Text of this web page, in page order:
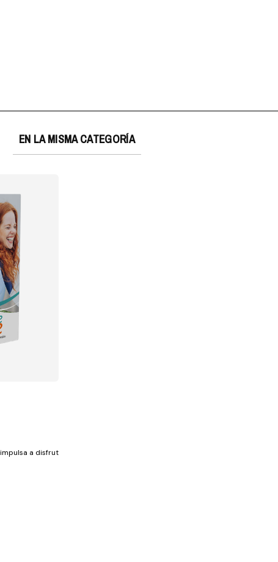
EN LA MISMA CATEGORÍA
a disfrutar de una vida plena y feliz. Al...